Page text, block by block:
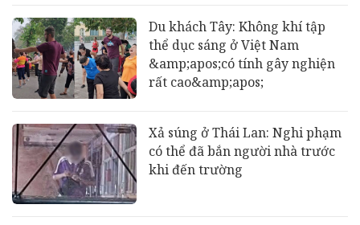
Du khách Tây: Không khí tập
thể dục sáng ở Việt Nam
&amp;apos;có tính gây nghiện
rất cao&amp;apos;
Xả súng ở Thái Lan: Nghi phạm
có thể đã bắn người nhà trước
khi đến trường